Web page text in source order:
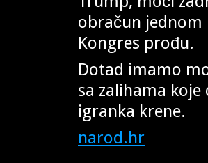
obračun jednom
Kongres prođu.
Dotad imamo
sa zalihama
igranka krene.
narod.hr